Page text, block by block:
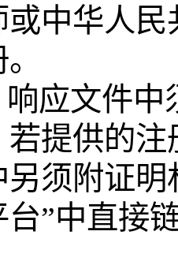
或中华人
应文件中
若提供的
另须附证
台”中直接